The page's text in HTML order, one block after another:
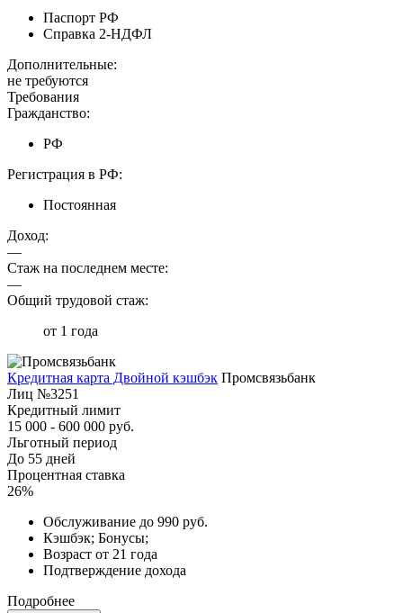
Паспорт РФ
Справка 2-НДФЛ
Дополнительные:
не требуются
Требования
Гражданство:
РФ
Регистрация в РФ:
Постоянная
Доход:
—
Стаж на последнем месте:
—
Общий трудовой стаж:
от 1 года
Кредитная карта Двойной кэшбэк Промсвязьбанк
Лиц №3251
Кредитный лимит
15 000 - 600 000 руб.
Льготный период
До 55 дней
Процентная ставка
26%
Обслуживание до 990 руб.
Кэшбэк; Бонусы;
Возраст от 21 года
Подтверждение дохода
Подробнее